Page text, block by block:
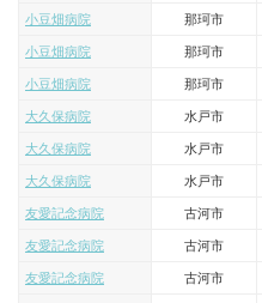
小豆畑病院 那珂市
小豆畑病院 那珂市
小豆畑病院 那珂市
大久保病院 水戸市
大久保病院 水戸市
大久保病院 水戸市
友愛記念病院 古河市
友愛記念病院 古河市
友愛記念病院 古河市